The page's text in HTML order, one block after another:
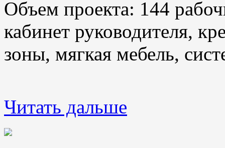
Объем проекта: 144
кабинет руководителя,
зоны, мягкая мебель,
Читать дальше